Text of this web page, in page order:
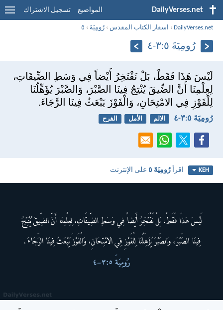
DailyVerses.net المواضيع تسجيل الاشتراك
DailyVerses.net
› اسفار الكتاب المقدس ›رُومِيَةَ › ٥
رُومِيَةَ ٥:‏٣-‏٤
لَيْسَ هَذَا فَقَطْ، بَلْ نَفْتَخِرُ أَيْضاً فِي وَسَطِ الضِّيقَاتِ،
لِعِلْمِنَا أَنَّ الضِّيقَ يُنْتِجُ فِينَا الصَّبْرَ، وَالصَّبْرَ يُؤَهِّلُنَا
لِلْفَوْزِ فِي الامْتِحَانِ، وَالْفَوْزَ يَبْعَثُ فِينَا الرَّجَاءَ.
رُومِيَةَ ٥:‏٣-‏٤ الالم الأمل الفرح
KEH اقرأرُومِيَةَ ٥ على الإنترنت